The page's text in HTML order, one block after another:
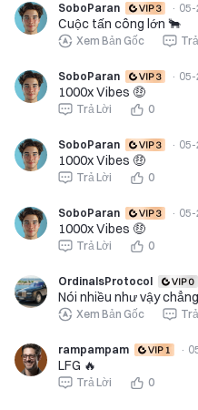
SoboParan · 05-
Cuộc tấn công lớn 🐂
Xem Bản Gốc
SoboParan · 05-
1000x Vibes 🤑
Trả Lời 0
SoboParan · 05-
1000x Vibes 🤑
Trả Lời 0
SoboParan · 05-
1000x Vibes 🤑
Trả Lời 0
OrdinalsProtocol
Nói nhiều như vậy
Xem Bản Gốc
rampampam ·
LFG 🔥
Trả Lời 0